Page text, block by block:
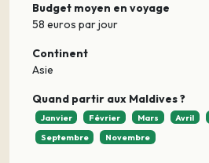
Budget moyen en voyage
58 euros par jour
Continent
Asie
Quand partir aux Maldives ?
Janvier Février Mars Avril
Septembre
Novembre